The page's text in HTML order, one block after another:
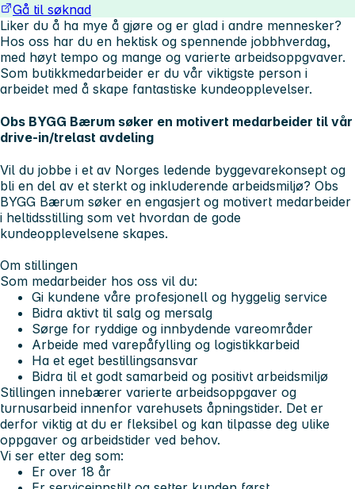
Gå til søknad
Liker du å ha mye å gjøre og er glad i andre mennesker?
Hos oss har du en hektisk og spennende jobbhverdag,
med høyt tempo og mange og varierte arbeidsoppgvaver.
Som butikkmedarbeider er du vår viktigste person i
arbeidet med å skape fantastiske kundeopplevelser.
Obs BYGG Bærum søker en motivert medarbeider til vår
drive-in/trelast avdeling
Vil du jobbe i et av Norges ledende byggevarekonsept og
bli en del av et sterkt og inkluderende arbeidsmiljø? Obs
BYGG Bærum søker en engasjert og motivert medarbeider
i heltidsstilling som vet hvordan de gode
kundeopplevelsene skapes.
Om stillingen
Som medarbeider hos oss vil du:
Gi kundene våre profesjonell og hyggelig service
Bidra aktivt til salg og mersalg
Sørge for ryddige og innbydende vareområder
Arbeide med varepåfylling og logistikkarbeid
Ha et eget bestillingsansvar
Bidra til et godt samarbeid og positivt arbeidsmiljø
Stillingen innebærer varierte arbeidsoppgaver og
turnusarbeid innenfor varehusets åpningstider. Det er
derfor viktig at du er fleksibel og kan tilpasse deg ulike
oppgaver og arbeidstider ved behov.
Vi ser etter deg som:
Er over 18 år